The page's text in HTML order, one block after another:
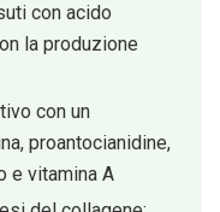
con acido
la produzione
con un
proantocianidine,
e vitamina A